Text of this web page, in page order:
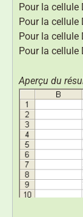
Pour la cellule
Pour la cellule
Pour la cellule
Pour la cellule
Aperçu du